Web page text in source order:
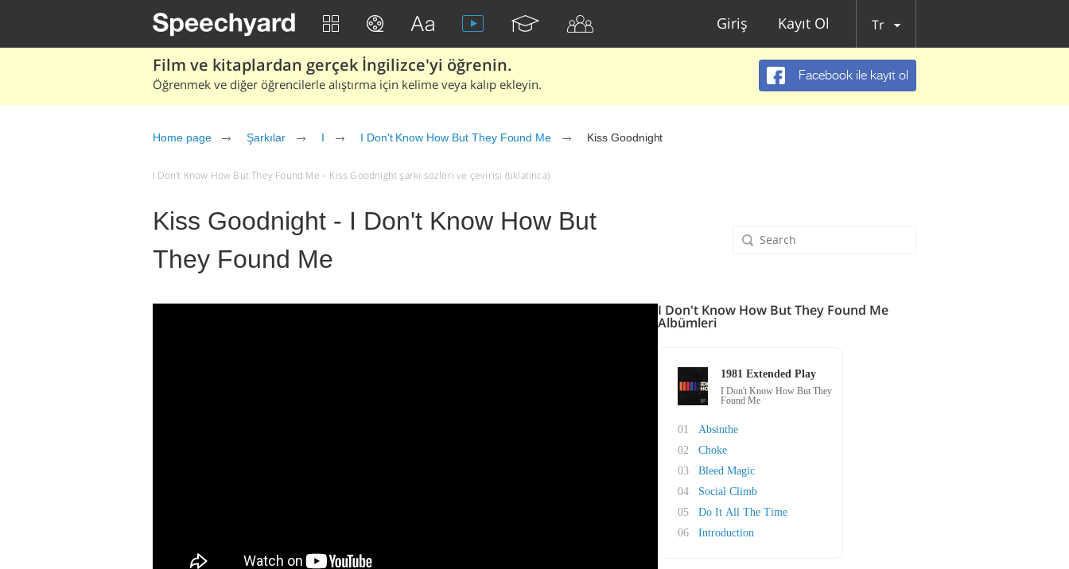
Giriş Kayıt Ol Tr
Film ve kitaplardan gerçek İngilizce'yi öğrenin.
Öğrenmek ve diğer öğrencilerle alıştırma için kelime veya kalıp ekleyin.
Facebook ile kayıt ol
Home page Şarkılar I I Don't Know How But They Found Me Kiss Goodnight
I Don't Know How But They Found Me – Kiss Goodnight şarkı sözleri ve çevirisi (tıklatınca)
Kiss Goodnight - I Don't Know How But
They Found Me
I Don't Know How But They Found Me
Albümleri
1981 Extended Play
I Don't Know How But They
Found Me
01
Absinthe
02
Choke
03
Bleed Magic
04
Social Climb
05
Do It All The Time
06
Introduction